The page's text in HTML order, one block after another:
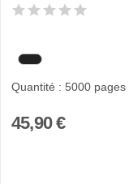
Quantité : 5000 pages
45,90 €